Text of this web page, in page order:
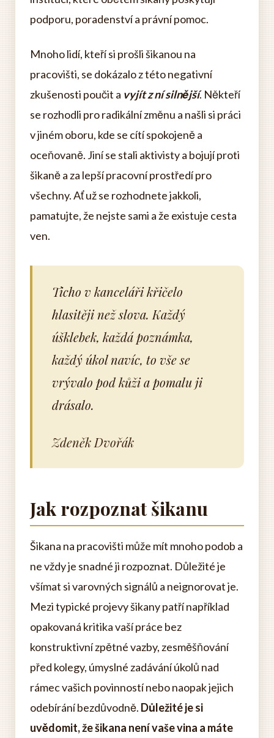
podporu, poradenství a právní pomoc.
Mnoho lidí, kteří si prošli šikanou na
pracovišti, se dokázalo z této negativní
zkušenosti poučit a vyjít z ní silnější. Někteří
se rozhodli pro radikální změnu a našli si práci
v jiném oboru, kde se cítí spokojeně a
oceňovaně. Jiní se stali aktivisty a bojují proti
šikaně a za lepší pracovní prostředí pro
všechny. Ať už se rozhodnete jakkoli,
pamatujte, že nejste sami a že existuje cesta
ven.
Ticho v kanceláři křičelo
hlasitěji než slova. Každý
úšklebek, každá poznámka,
každý úkol navíc, to vše se
vrývalo pod kůži a pomalu ji
drásalo.
Zdeněk Dvořák
Jak rozpoznat šikanu
Šikana na pracovišti může mít mnoho podob a
ne vždy je snadné ji rozpoznat. Důležité je
všímat si varovných signálů a neignorovat je.
Mezi typické projevy šikany patří například
opakovaná kritika vaší práce bez
konstruktivní zpětné vazby, zesměšňování
před kolegy, úmyslné zadávání úkolů nad
rámec vašich povinností nebo naopak jejich
odebírání bezdůvodně. Důležité je si
uvědomit, že šikana není vaše vina a máte